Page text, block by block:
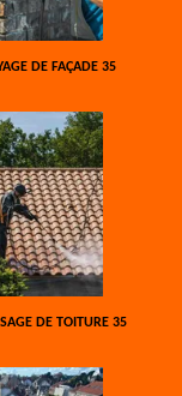
DE FAÇADE 35
DE TOITURE 35